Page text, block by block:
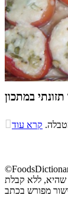
במתכון
במתכון
סיבים
קרא עוד
שהיא, ללא קבלת
מפורש בכתב